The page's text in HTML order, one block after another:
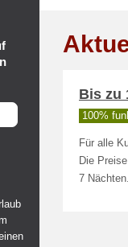
Bis zu
100%
Für alle
Die
7 Nächten.